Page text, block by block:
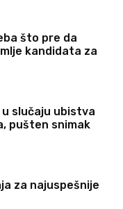
što pre da
kandidata za
slučaju ubistva
pušten snimak
za najuspešnije